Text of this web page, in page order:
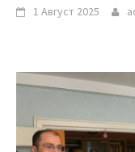
1 Август 2025